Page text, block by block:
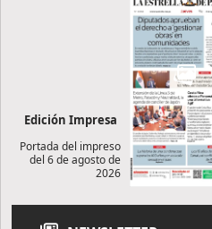
Edición Impresa
Portada del impreso
del 6 de agosto de
2026